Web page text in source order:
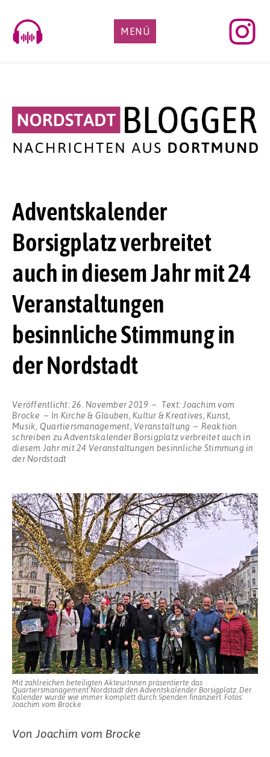
content
MENÜ
Adventskalender
Borsigplatz verbreitet
auch in diesem Jahr mit 24
Veranstaltungen
besinnliche Stimmung in
der Nordstadt
Veröffentlicht:26. November 2019 Text: Joachim vom
Brocke
In Kirche & Glauben, Kultur & Kreatives, Kunst,
Musik, Quartiersmanagement, Veranstaltung
Reaktion
schreiben zu Adventskalender Borsigplatz verbreitet auch in
diesem Jahr mit 24 Veranstaltungen besinnliche Stimmung in
der Nordstadt
Mit zahlreichen beteiligten AkteurInnen präsentierte das
Quartiersmanagement Nordstadt den Adventskalender Borsigplatz. Der
Kalender wurde wie immer komplett durch Spenden finanziert. Fotos:
Joachim vom Brocke
Von Joachim vom Brocke